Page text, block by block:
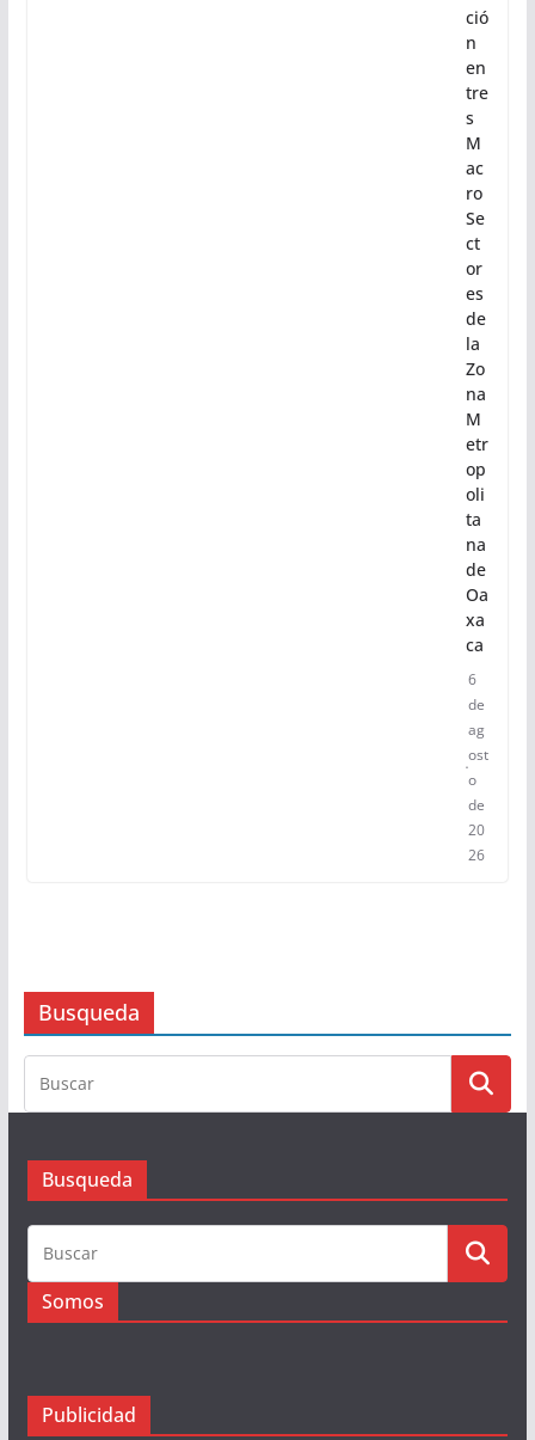
ció
n
en
tre
s
M
ac
ro
Se
ct
or
es
de
la
Zo
na
M
etr
op
oli
ta
na
de
Oa
xa
ca
6
de
ag
ost
o
de
20
26
Busqueda
Busqueda
Somos
Publicidad